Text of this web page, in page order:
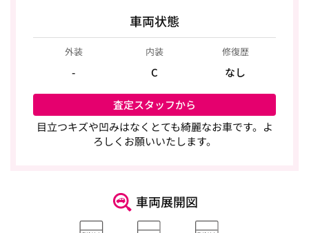
車両状態
外装
-
内装
C
修復歴
なし
査定スタッフから
目立つキズや凹みはなくとても綺麗なお車です。よ
ろしくお願いいたします。
車両展開図